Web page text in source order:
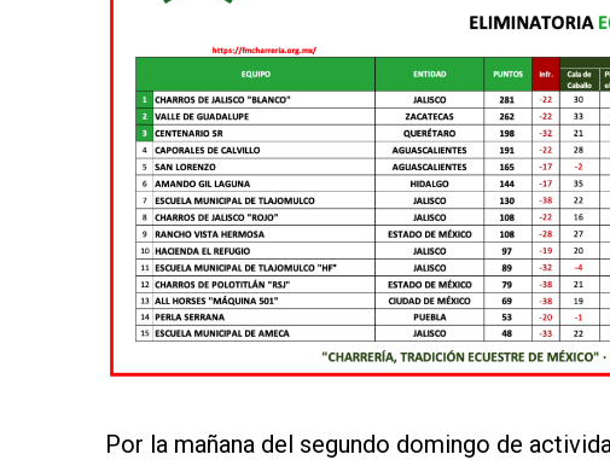
Por la mañana del segundo domingo de